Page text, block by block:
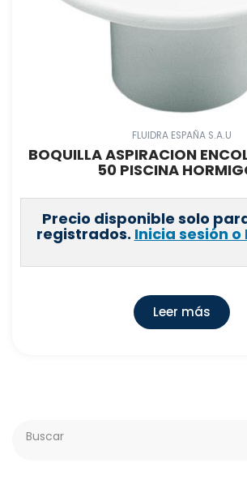
FLUIDRA ESPAÑA S.A.U
BOQUILLA ASPIRACION
50 PISCINA
Precio disponible solo
registrados. Inicia sesión
Leer más